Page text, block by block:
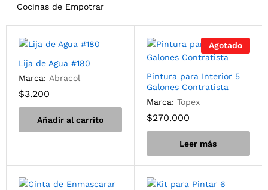
Cocinas de Empotrar
Lija de Agua #180
Marca: Abracol
$3.200
Añadir al carrito
Agotado
Pintura para Interior 5
Galones Contratista
Marca: Topex
$270.000
Leer más